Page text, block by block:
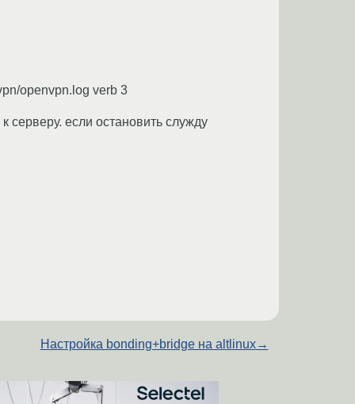
openvpn.log verb 3
серверу. если остановить служду
Настройка bonding+bridge на altlinux→